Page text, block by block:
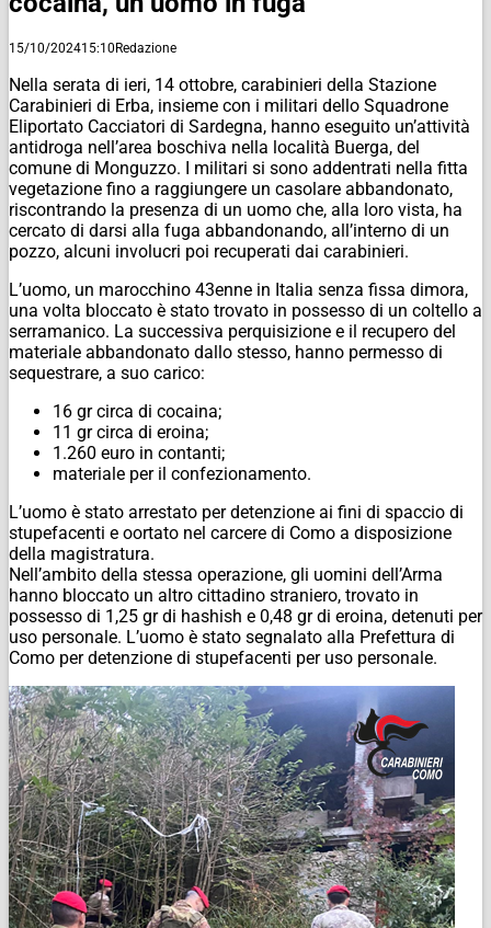
15/10/202415:10Redazione
Nella serata di ieri, 14 ottobre, carabinieri della Stazione
Carabinieri di Erba, insieme con i militari dello Squadrone
Eliportato Cacciatori di Sardegna, hanno eseguito un’attività
antidroga nell’area boschiva nella località Buerga, del
comune di Monguzzo. I militari si sono addentrati nella fitta
vegetazione fino a raggiungere un casolare abbandonato,
riscontrando la presenza di un uomo che, alla loro vista, ha
cercato di darsi alla fuga abbandonando, all’interno di un
pozzo, alcuni involucri poi recuperati dai carabinieri.
L’uomo, un marocchino 43enne in Italia senza fissa dimora,
una volta bloccato è stato trovato in possesso di un coltello a
serramanico. La successiva perquisizione e il recupero del
materiale abbandonato dallo stesso, hanno permesso di
sequestrare, a suo carico:
16 gr circa di cocaina;
11 gr circa di eroina;
1.260 euro in contanti;
materiale per il confezionamento.
L’uomo è stato arrestato per detenzione ai fini di spaccio di
stupefacenti e oortato nel carcere di Como a disposizione
della magistratura.
Nell’ambito della stessa operazione, gli uomini dell’Arma
hanno bloccato un altro cittadino straniero, trovato in
possesso di 1,25 gr di hashish e 0,48 gr di eroina, detenuti per
uso personale. L’uomo è stato segnalato alla Prefettura di
Como per detenzione di stupefacenti per uso personale.